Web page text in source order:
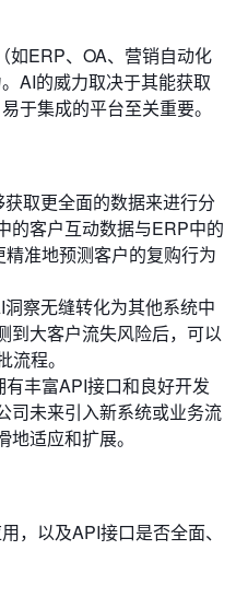
如ERP、OA、营销自动化
AI的威力取决于其能获取
于集成的平台至关重要。
获取更全面的数据来进行分
的客户互动数据与ERP中的
准地预测客户的复购行为
洞察无缝转化为其他系统中
到大客户流失风险后，可以
程。
有丰富API接口和良好开发
司未来引入新系统或业务流
适应和扩展。
，以及API接口是否全面、